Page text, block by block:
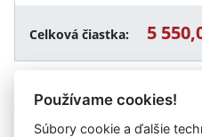
Celková čiastka: 5
Používame cookies!
Súbory cookie a ďalšie